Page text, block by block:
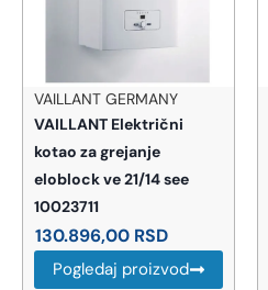
VAILLANT GERMANY
VAILLANT Električni
kotao za grejanje
eloblock ve 21/14 see
10023711
130.896,00 RSD
Pogledaj proizvod